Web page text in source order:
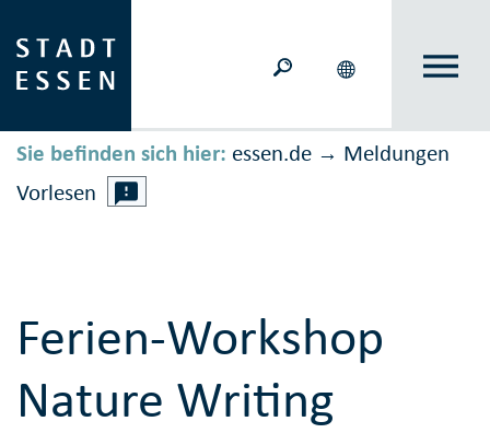
Sie befinden sich hier: essen.de → Meldungen
Vorlesen
Ferien-Workshop
Nature Writing